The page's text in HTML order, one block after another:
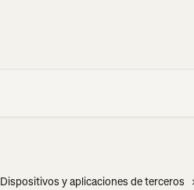
Dispositivos y aplicaciones de terceros